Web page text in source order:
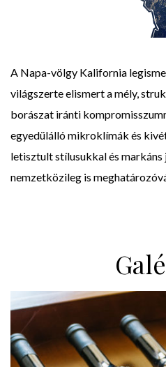
A Napa-völgy Kalifornia
világszerte elismert a mély,
borászat iránti
egyedülálló mikroklímák és
letisztult stílusukkal és
nemzetközileg is